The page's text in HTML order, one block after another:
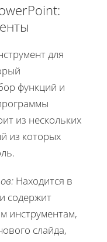
для
функций и
из нескольких
из которых
Находится в
содержит
инструментам,
слайда,